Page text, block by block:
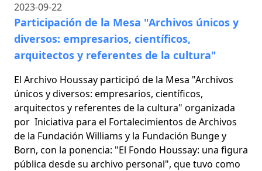
2023-09-22
Participación de la Mesa "Archivos únicos y
diversos: empresarios, científicos,
arquitectos y referentes de la cultura"
El Archivo Houssay participó de la Mesa "Archivos
únicos y diversos: empresarios, científicos,
arquitectos y referentes de la cultura" organizada
por Iniciativa para el Fortalecimientos de Archivos
de la Fundación Williams y la Fundación Bunge y
Born, con la ponencia: "El Fondo Houssay: una figura
pública desde su archivo personal", que tuvo como